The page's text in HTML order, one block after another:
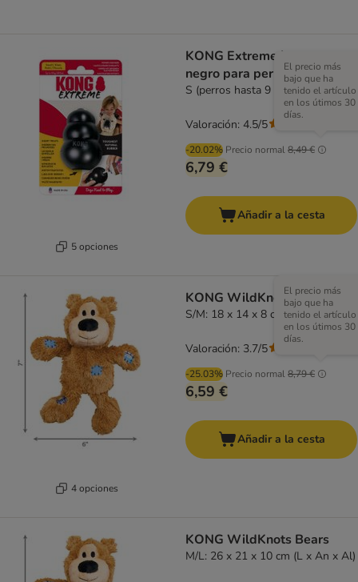
5 opciones
KONG Extreme juguete
negro para perros
S (perros hasta 9 kg)
-20.02% Precio normal8,49 €
El precio más
bajo que ha
tenido el artículo
en los útimos 30
días.
6,79 €
Valoración: 4.5/5
Añadir a la cesta
4 opciones
KONG WildKnots Bears
S/M: 18 x 14 x 8 cm (L x An x Al)
-25.03% Precio normal8,79 €
El precio más
bajo que ha
tenido el artículo
en los útimos 30
días.
6,59 €
Valoración: 3.7/5
Añadir a la cesta
KONG WildKnots Bears
M/L: 26 x 21 x 10 cm (L x An x Al)